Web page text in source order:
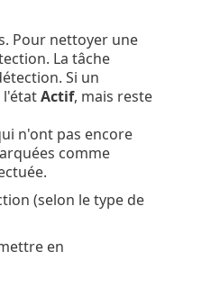
Pour nettoyer une
La tâche
Si un
l'étatActif, mais reste
n'ont pas encore
comme
(selon le type de
en